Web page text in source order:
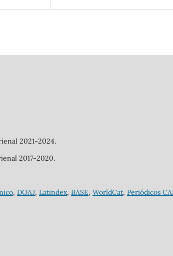
2021-2024.
2017-2020.
, DOAJ, Latindex, BASE, WorldCat, Periódicos